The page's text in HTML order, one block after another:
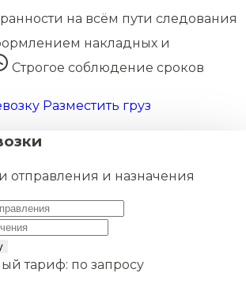
на всём пути следования
накладных и
Строгое соблюдение сроков
Разместить груз
отправления и назначения
тариф: по запросу